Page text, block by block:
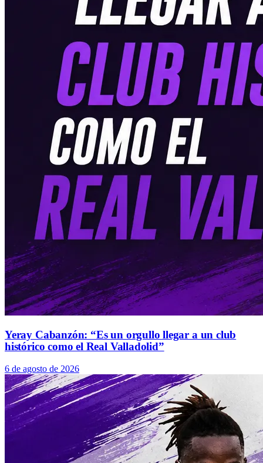
Yeray Cabanzón: “Es un orgullo llegar a un club
histórico como el Real Valladolid”
6 de agosto de 2026